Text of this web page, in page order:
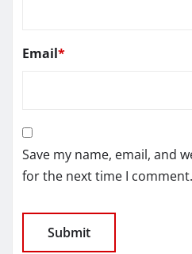
Email*
Save my name, email, and
for the next time I comment.